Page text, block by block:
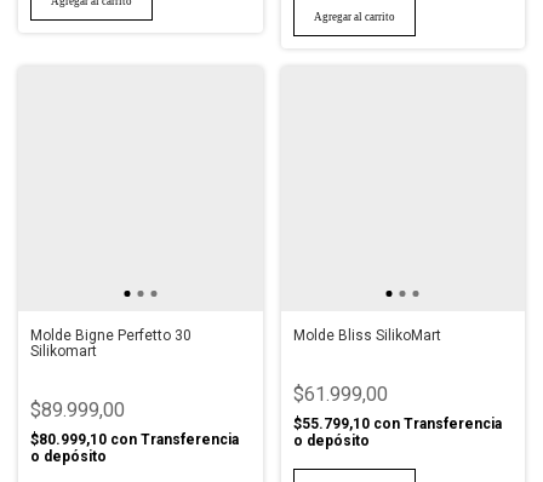
Molde Bigne Perfetto 30
Silikomart
$89.999,00
$80.999,10 con Transferencia
o depósito
Molde Bliss SilikoMart
$61.999,00
$55.799,10 con Transferencia
o depósito